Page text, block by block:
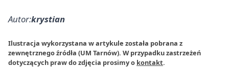
Autor:krystian
Ilustracja wykorzystana w artykule została pobrana z
zewnętrznego źródła (UM Tarnów). W przypadku zastrzeżeń
dotyczących praw do zdjęcia prosimy o kontakt.